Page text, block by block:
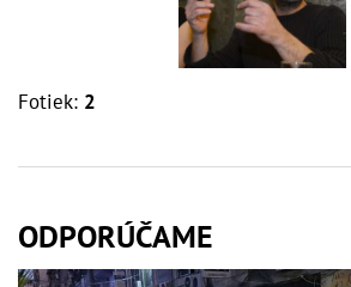
Fotiek: 2
ODPORÚČAME